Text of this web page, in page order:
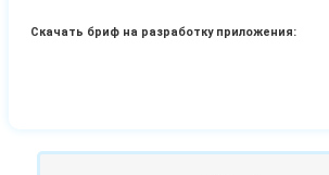
Скачать бриф на разработку приложения: